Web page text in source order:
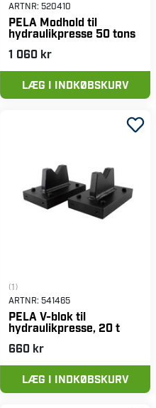
ARTNR: 520410
PELA Modhold til
hydraulikpresse 50 tons
1 060 kr
LÆG I INDKØBSKURV
(1)
ARTNR: 541465
PELA V-blok til
hydraulikpresse, 20 t
660 kr
LÆG I INDKØBSKURV